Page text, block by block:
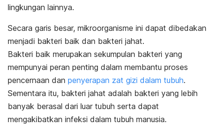
lingkungan lainnya.
Secara garis besar, mikroorganisme ini dapat dibedakan
menjadi bakteri baik dan bakteri jahat.
Bakteri baik merupakan sekumpulan bakteri yang
mempunyai peran penting dalam membantu proses
pencernaan dan penyerapan zat gizi dalam tubuh.
Sementara itu, bakteri jahat adalah bakteri yang lebih
banyak berasal dari luar tubuh serta dapat
mengakibatkan infeksi dalam tubuh manusia.